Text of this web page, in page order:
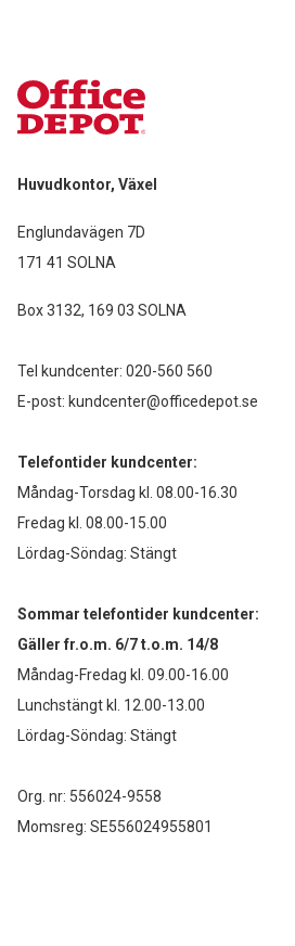
Huvudkontor, Växel
Englundavägen 7D
171 41 SOLNA
Box 3132, 169 03 SOLNA
Tel kundcenter: 020-560 560
E-post: kundcenter@officedepot.se
Telefontider kundcenter:
Måndag-Torsdag kl. 08.00-16.30
Fredag kl. 08.00-15.00
Lördag-Söndag: Stängt
Sommar telefontider kundcenter:
Gäller fr.o.m. 6/7 t.o.m. 14/8
Måndag-Fredag kl. 09.00-16.00
Lunchstängt kl. 12.00-13.00
Lördag-Söndag: Stängt
Org. nr: 556024-9558
Momsreg: SE556024955801